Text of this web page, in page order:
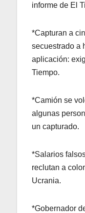
informe de El
*Capturan a
secuestrado a
aplicación:
Tiempo.
*Camión se
algunas
un capturado.
*Salarios
reclutan a
Ucrania.
*Gobernador